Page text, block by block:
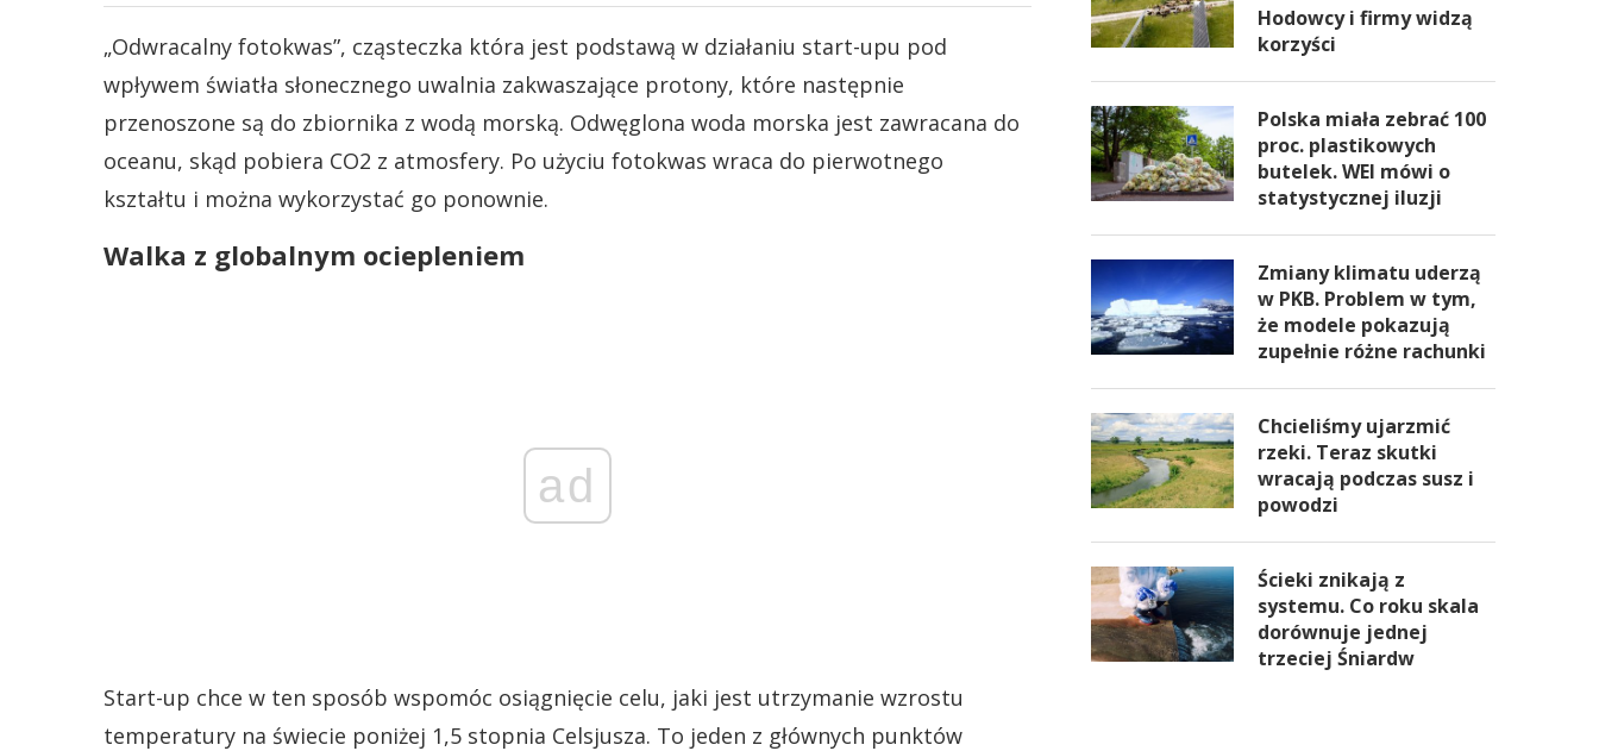
„Odwracalny fotokwas”, cząsteczka która jest podstawą w działaniu start-upu pod
wpływem światła słonecznego uwalnia zakwaszające protony, które następnie
przenoszone są do zbiornika z wodą morską. Odwęglona woda morska jest zawracana do
oceanu, skąd pobiera CO2 z atmosfery. Po użyciu fotokwas wraca do pierwotnego
kształtu i można wykorzystać go ponownie.
Walka z globalnym ociepleniem
ad
Start-up chce w ten sposób wspomóc osiągnięcie celu, jaki jest utrzymanie wzrostu
temperatury na świecie poniżej 1,5 stopnia Celsjusza. To jeden z głównych punktów
Hodowcy i firmy widzą
korzyści
Polska miała zebrać 100
proc. plastikowych
butelek. WEI mówi o
statystycznej iluzji
Zmiany klimatu uderzą
w PKB. Problem w tym,
że modele pokazują
zupełnie różne rachunki
Chcieliśmy ujarzmić
rzeki. Teraz skutki
wracają podczas susz i
powodzi
Ścieki znikają z
systemu. Co roku skala
dorównuje jednej
trzeciej Śniardw